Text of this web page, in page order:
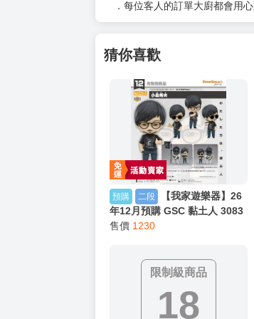
【買動漫提醒您：我們沒有電話
★ 其他說明
．實際上市到貨時間依出版社
．商品如有【現貨】或【免運】
．每位客人的訂單大廚都會用
猜你喜歡